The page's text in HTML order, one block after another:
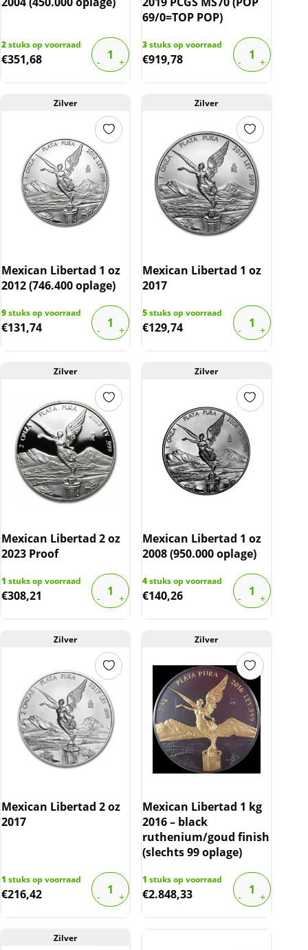
2stuks op voorraad
€351,68
69/0=TOP POP)
3stuks op voorraad
€919,78
Zilver
Mexican Libertad 1 oz
2012 (746.400 oplage)
9stuks op voorraad
€131,74
Zilver
Mexican Libertad 1 oz
2017
5stuks op voorraad
€129,74
Zilver
Mexican Libertad 2 oz
2023 Proof
1 stuks op voorraad
€308,21
Zilver
Mexican Libertad 1 oz
2008 (950.000 oplage)
4stuks op voorraad
€140,26
Zilver
Mexican Libertad 2 oz
2017
1 stuks op voorraad
€216,42
Zilver
Mexican Libertad 1 kg
2016 – black
ruthenium/goud finish
(slechts 99 oplage)
1 stuks op voorraad
€2.848,33
Zilver